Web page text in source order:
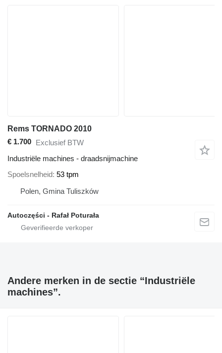
Rems TORNADO 2010
€ 1.700 Exclusief BTW
Industriële machines - draadsnijmachine
Spoelsnelheid 53 tpm
Polen, Gmina Tuliszków
Autoczęści - Rafał Poturała
Andere merken in de sectie “Industriële
machines”.